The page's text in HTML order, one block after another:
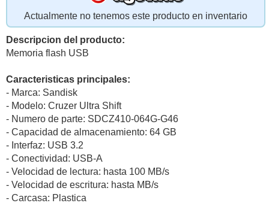
Actualmente no tenemos este producto en inventario
Descripcion del producto:
Memoria flash USB
Caracteristicas principales:
- Marca: Sandisk
- Modelo: Cruzer Ultra Shift
- Numero de parte: SDCZ410-064G-G46
- Capacidad de almacenamiento: 64 GB
- Interfaz: USB 3.2
- Conectividad: USB-A
- Velocidad de lectura: hasta 100 MB/s
- Velocidad de escritura: hasta MB/s
- Carcasa: Plastica